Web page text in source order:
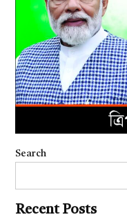
Search
Recent Posts